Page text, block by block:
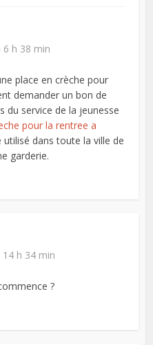
6 h 38 min
place en crèche pour
demander un bon de
du service de la jeunesse
pour la rentree a
utilisé dans toute la ville de
garderie.
h 34 min
?